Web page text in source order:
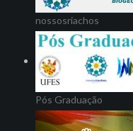
nossosriachos
Pós Graduação